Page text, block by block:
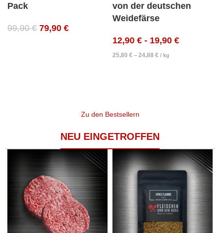
Pack
99,90€ 79,90 €
von der deutschen
Weidefärse
12,90 € - 19,90 €
25,80 € – 24,88 € / kg
Zu den Bestsellern
NEU EINGETROFFEN